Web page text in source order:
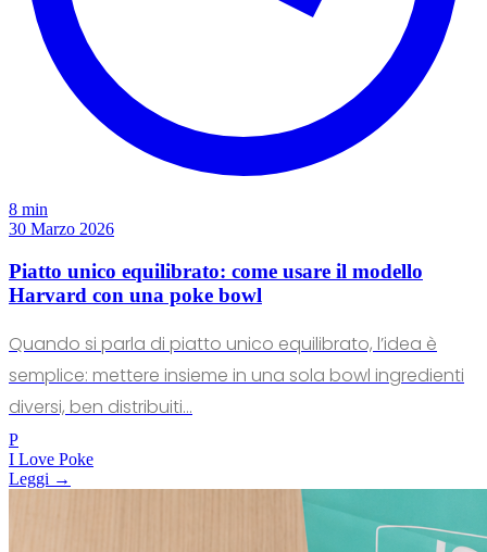
8 min
30 Marzo 2026
Piatto unico equilibrato: come usare il modello
Harvard con una poke bowl
Quando si parla di piatto unico equilibrato, l’idea è
semplice: mettere insieme in una sola bowl ingredienti
diversi, ben distribuiti...
P
I Love Poke
Leggi →